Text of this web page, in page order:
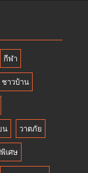
กีฬา
ชาวบ้าน
น วาตภัย
เศษ